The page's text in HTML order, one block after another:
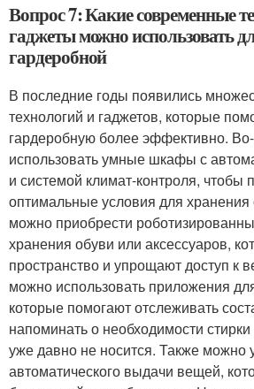
Вопрос 7: Какие современные
гаджеты можно использовать
гардеробной
В последние годы появились
технологий и гаджетов, которые
гардеробную более эффективно.
использовать умные шкафы с
и системой климат-контроля, чтобы
оптимальные условия для
можно приобрести
хранения обуви или аксессуаров,
пространство и упрощают доступ к
можно использовать приложения
которые помогают отслеживать
напоминать о необходимости
уже давно не носится. Также можно
автоматического выдачи вещей,